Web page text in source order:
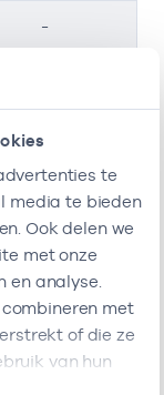
te
media te bieden
Ook delen we
met onze
en analyse.
met
of die ze
van hun
-
code